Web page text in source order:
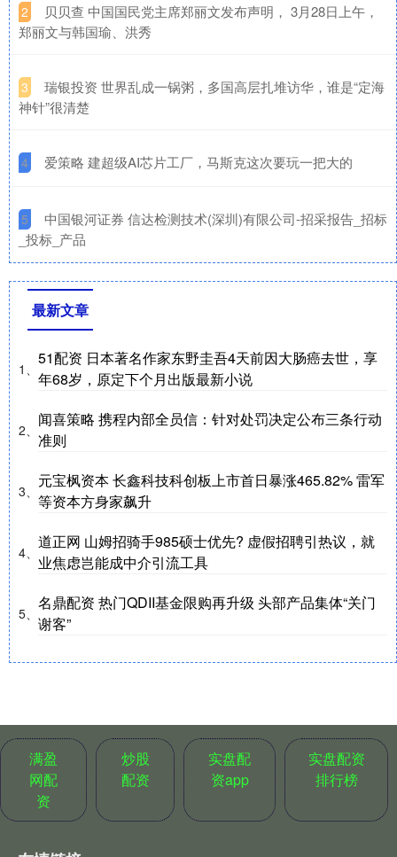
2
​贝贝查 中国国民党主席郑丽文发布声明， 3月28日上午，
郑丽文与韩国瑜、洪秀
3
​瑞银投资 世界乱成一锅粥，多国高层扎堆访华，谁是“定海
神针”很清楚
4 ​爱策略 建超级AI芯片工厂，马斯克这次要玩一把大的
5
​中国银河证券 信达检测技术(深圳)有限公司-招采报告_招标
_投标_产品
最新文章
1、
51配资 日本著名作家东野圭吾4天前因大肠癌去世，享
年68岁，原定下个月出版最新小说
2、
闻喜策略 携程内部全员信：针对处罚决定公布三条行动
准则
3、
元宝枫资本 长鑫科技科创板上市首日暴涨465.82% 雷军
等资本方身家飙升
4、
道正网 山姆招骑手985硕士优先? 虚假招聘引热议，就
业焦虑岂能成中介引流工具
5、
名鼎配资 热门QDII基金限购再升级 头部产品集体“关门
谢客”
满盈
网配
资
炒股
配资
实盘配
资app
实盘配资
排行榜